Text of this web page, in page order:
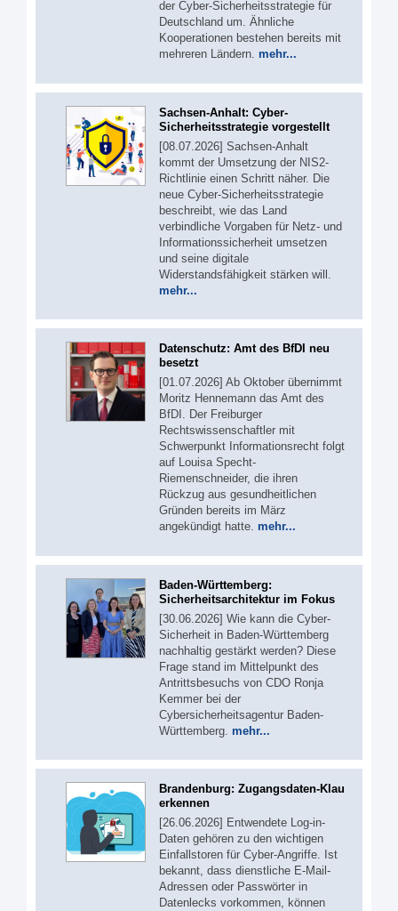
der Cyber-Sicherheitsstrategie für
Deutschland um. Ähnliche
Kooperationen bestehen bereits mit
mehreren Ländern. mehr...
Sachsen-Anhalt: Cyber-
Sicherheitsstrategie vorgestellt
[08.07.2026] Sachsen-Anhalt
kommt der Umsetzung der NIS2-
Richtlinie einen Schritt näher. Die
neue Cyber-Sicherheitsstrategie
beschreibt, wie das Land
verbindliche Vorgaben für Netz- und
Informationssicherheit umsetzen
und seine digitale
Widerstandsfähigkeit stärken will.
mehr...
Datenschutz: Amt des BfDI neu
besetzt
[01.07.2026] Ab Oktober übernimmt
Moritz Hennemann das Amt des
BfDI. Der Freiburger
Rechtswissenschaftler mit
Schwerpunkt Informationsrecht folgt
auf Louisa Specht-
Riemenschneider, die ihren
Rückzug aus gesundheitlichen
Gründen bereits im März
angekündigt hatte. mehr...
Baden-Württemberg:
Sicherheitsarchitektur im Fokus
[30.06.2026] Wie kann die Cyber-
Sicherheit in Baden-Württemberg
nachhaltig gestärkt werden? Diese
Frage stand im Mittelpunkt des
Antrittsbesuchs von CDO Ronja
Kemmer bei der
Cybersicherheitsagentur Baden-
Württemberg. mehr...
Brandenburg: Zugangsdaten-Klau
erkennen
[26.06.2026] Entwendete Log-in-
Daten gehören zu den wichtigen
Einfallstoren für Cyber-Angriffe. Ist
bekannt, dass dienstliche E-Mail-
Adressen oder Passwörter in
Datenlecks vorkommen, können